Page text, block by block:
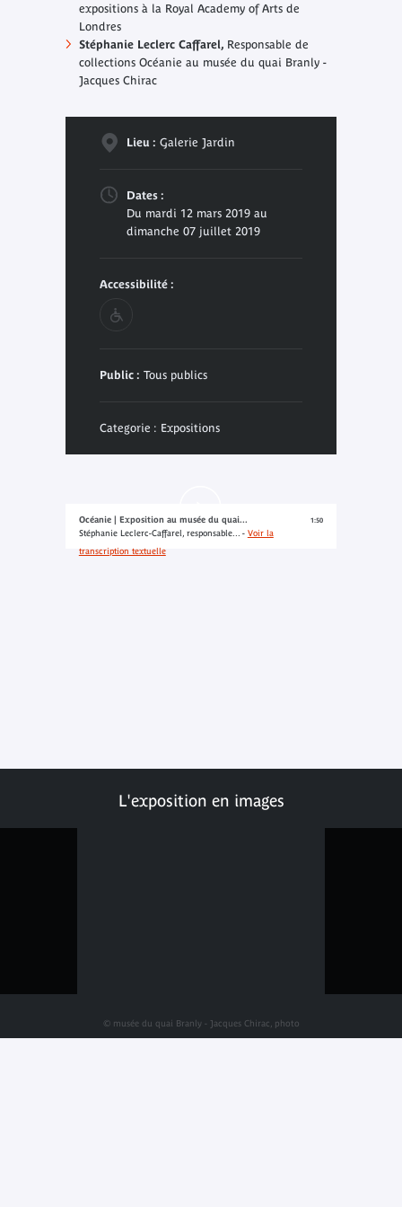
expositions à la Royal Academy of Arts de
Londres
Stéphanie Leclerc Caffarel, Responsable de
collections Océanie au musée du quai Branly -
Jacques Chirac
Lieu : Galerie Jardin
Dates :
Du mardi 12 mars 2019 au
dimanche 07 juillet 2019
Accessibilité :
Public : Tous publics
Categorie : Expositions
Océanie | Exposition au musée du quai...
Stéphanie Leclerc-Caffarel, responsable... - Voir la
transcription textuelle
1:50
L'exposition en images
© musée du quai Branly - Jacques Chirac, photo